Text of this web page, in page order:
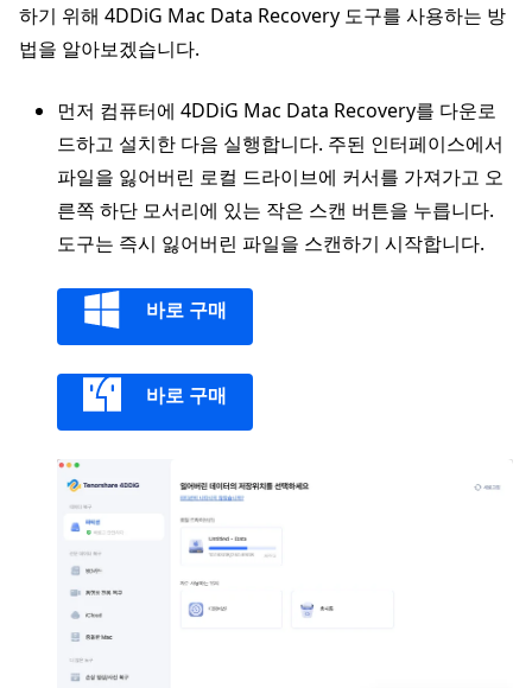
하기 위해 4DDiG Mac Data Recovery 도구를 사용하는 방
법을 알아보겠습니다.
먼저 컴퓨터에 4DDiG Mac Data Recovery를 다운로
드하고 설치한 다음 실행합니다. 주된 인터페이스에서
파일을 잃어버린 로컬 드라이브에 커서를 가져가고 오
른쪽 하단 모서리에 있는 작은 스캔 버튼을 누릅니다.
도구는 즉시 잃어버린 파일을 스캔하기 시작합니다.
바로 구매
바로 구매